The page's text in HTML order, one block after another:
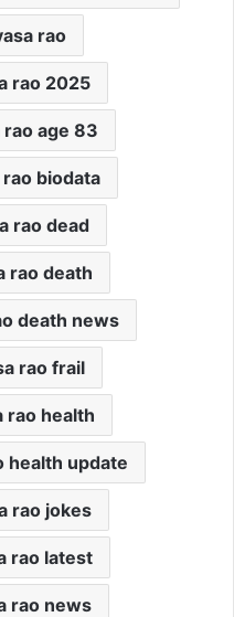
rao
rao 2025
age 83
biodata
rao dead
rao death
death news
rao frail
rao health
health update
rao jokes
rao latest
rao news